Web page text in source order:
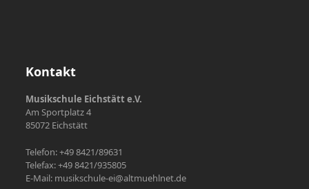
Kontakt
Musikschule Eichstätt e.V.
Am Sportplatz 4
85072 Eichstätt
Telefon: +49 8421/89631
Telefax: +49 8421/935805
E-Mail: musikschule-ei@altmuehlnet.de